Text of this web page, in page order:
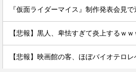
【悲報】黒人、卑怯すぎて炎上するｗｗ